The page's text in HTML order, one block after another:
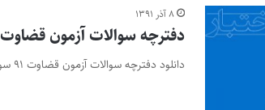
۸ آذر ۱۳۹۱
دفترچه سوالات آزمون قضاوت ۹۱
دانلود دفترچه سوالات آزمون قضاوت ۹۱ سوالات آزمون قضاوت ۹۱ را از اینجا دریافت کنید اخبار قضاوت را از…